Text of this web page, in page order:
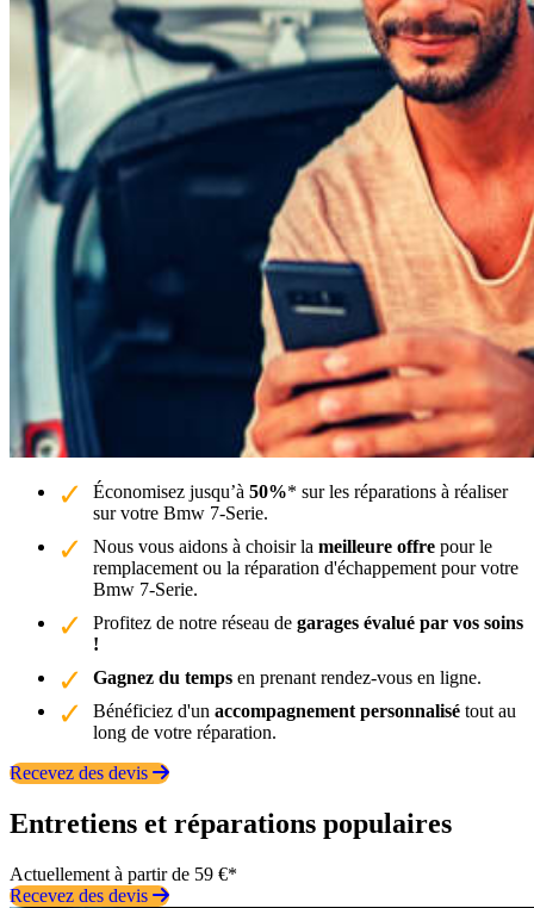
Économisez jusqu’à 50%* sur les réparations à réaliser
sur votre Bmw 7-Serie.
Nous vous aidons à choisir la meilleure offre pour le
remplacement ou la réparation d'échappement pour votre
Bmw 7-Serie.
Profitez de notre réseau de garages évalué par vos soins
!
Gagnez du temps en prenant rendez-vous en ligne.
Bénéficiez d'un accompagnement personnalisé tout au
long de votre réparation.
Recevez des devis
Entretiens et réparations populaires
Actuellement à partir de 59 €*
Recevez des devis